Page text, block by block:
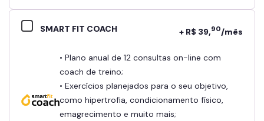
SMART FIT COACH + R$ 39,90/mês
• Plano anual de 12 consultas on-line com
coach de treino;
• Exercícios planejados para o seu objetivo,
como hipertrofia, condicionamento físico,
emagrecimento e muito mais;